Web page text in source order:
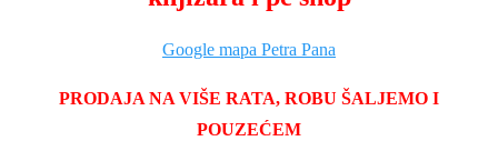
Google mapa Petra Pana
PRODAJA NA VIŠE RATA, ROBU ŠALJEMO I
POUZEĆEM